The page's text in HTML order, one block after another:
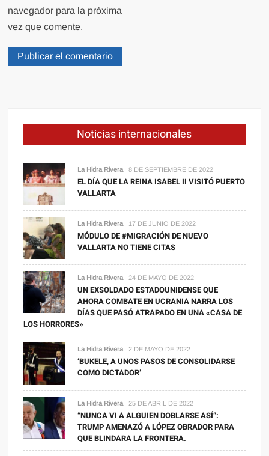
navegador para la próxima
vez que comente.
Noticias internacionales
La Hidra Rivera 8 DE SEPTIEMBRE DE 2022
EL DÍA QUE LA REINA ISABEL II VISITÓ PUERTO
VALLARTA
La Hidra Rivera 17 DE JUNIO DE 2022
MÓDULO DE #MIGRACIÓN DE NUEVO
VALLARTA NO TIENE CITAS
La Hidra Rivera 24 DE MAYO DE 2022
UN EXSOLDADO ESTADOUNIDENSE QUE
AHORA COMBATE EN UCRANIA NARRA LOS
DÍAS QUE PASÓ ATRAPADO EN UNA «CASA DE
LOS HORRORES»
La Hidra Rivera 2 DE MAYO DE 2022
‘BUKELE, A UNOS PASOS DE CONSOLIDARSE
COMO DICTADOR’
La Hidra Rivera 25 DE ABRIL DE 2022
“NUNCA VI A ALGUIEN DOBLARSE ASÍ”:
TRUMP AMENAZÓ A LÓPEZ OBRADOR PARA
QUE BLINDARA LA FRONTERA.